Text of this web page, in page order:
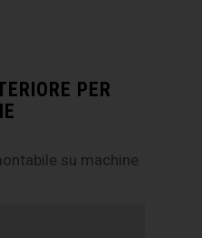
PER
su machine